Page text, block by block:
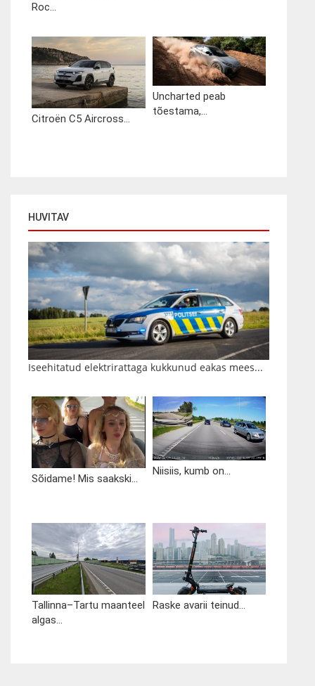
Roc...
Citroën C5 Aircross...
Uncharted peab
tõestama,...
HUVITAV
Iseehitatud elektrirattaga kukkunud eakas mees...
Sõidame! Mis saakski...
Niisiis, kumb on...
Tallinna–Tartu maanteel
algas...
Raske avarii teinud...